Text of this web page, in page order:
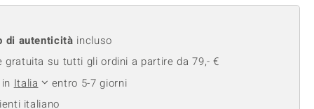
di autenticità incluso
gratuita su tutti gli ordini a partire da 79,- €
Italia
entro 5-7 giorni
italiano